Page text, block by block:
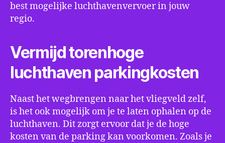
best mogelijke luchthavenvervoer in jouw
regio.
Vermijd torenhoge
luchthaven parkingkosten
Naast het wegbrengen naar het vliegveld zelf,
is het ook mogelijk om je te laten ophalen op de
luchthaven. Dit zorgt ervoor dat je de hoge
kosten van de parking kan voorkomen. Zoals je